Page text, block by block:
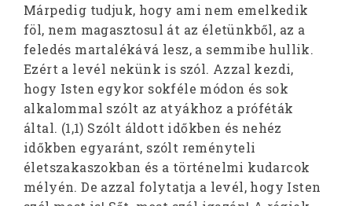
Márpedig tudjuk, hogy ami nem emelkedik
föl, nem magasztosul át az életünkből, az a
feledés martalékává lesz, a semmibe hullik.
Ezért a levél nekünk is szól. Azzal kezdi,
hogy Isten egykor sokféle módon és sok
alkalommal szólt az atyákhoz a próféták
által. (1,1) Szólt áldott időkben és nehéz
időkben egyaránt, szólt reményteli
életszakaszokban és a történelmi kudarcok
mélyén. De azzal folytatja a levél, hogy Isten